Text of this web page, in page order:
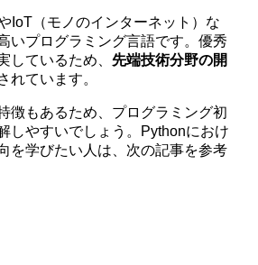
IoT（モノのインターネット）な
いプログラミング言語です。優秀
しているため、先端技術分野の開
れています。
徴もあるため、プログラミング初
しやすいでしょう。Pythonにおけ
を学びたい人は、次の記事を参考